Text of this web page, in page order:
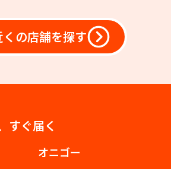
の店舗を探す
すぐ届く
オニゴー